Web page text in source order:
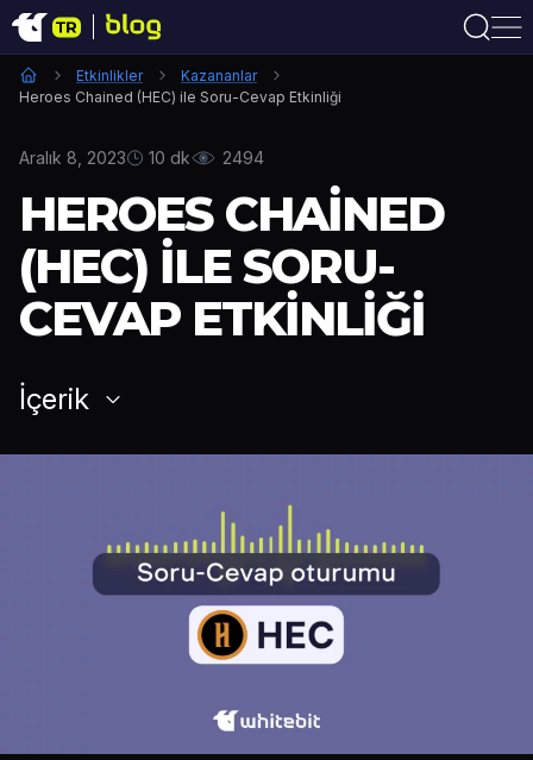
Etkinlikler
Kazananlar
Heroes Chained (HEC) ile Soru-Cevap Etkinliği
Aralık 8, 2023 10 dk 2494
HEROES CHAINED
(HEC) ILE SORU-
CEVAP ETKINLIĞI
İçerik